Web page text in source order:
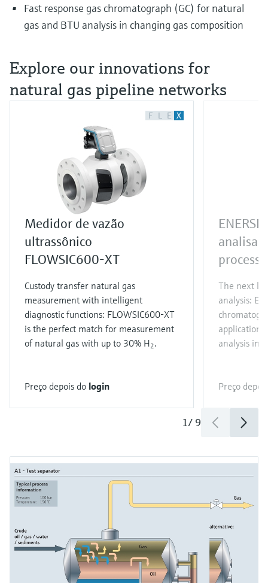
Fast response gas chromatograph (GC) for natural
gas and BTU analysis in changing gas composition
Explore our innovations for
natural gas pipeline networks
F L E X
Medidor de vazão
ultrassônico
FLOWSIC600-XT
Custody transfer natural gas
measurement with intelligent
diagnostic functions: FLOWSIC600-XT
is the perfect match for measurement
of natural gas with up to 30% H2.
Preço depois do login
processo
The next
analysis:
analysis in
Preço
1/ 9